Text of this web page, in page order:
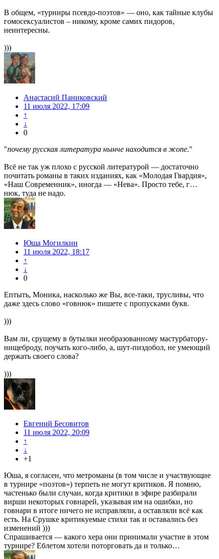
В общем, «турниры псевдо-поэтов» — оно, как тайные клубы
гомосексуалистов – никому, кроме самих пидоров,
неинтересны.
)))
Анастасий Паниковский
11 июля 2022, 17:09
↑
↓
0
"почему русская литература нынче находится в жопе."
Всё не так уж плохо с русской литературой — достаточно
почитать романы в таких изданиях, как «Молодая Гвардия»,
«Наш Современник», иногда — «Нева». Просто тебе, г…
нюк, туда не надо.
Юша Могилкин
11 июля 2022, 18:17
↑
↓
0
Ептыть, Моника, насколько же Вы, все-таки, трусливы, что
даже здесь слово «говнюк» пишете с пропусками букв.
)))
Вам ли, срущему в бутылки необразованному мастурбатору-
нищеброду, поучать кого-либо, а, шут-пиздобол, не умеющий
держать своего слова?
)))
Евгений Бесовитов
11 июля 2022, 20:09
↑
↓
+1
Юша, я согласен, что метроманы (в том числе и участвующие
в турнире «поэтов») терпеть не могут критиков. Я помню,
частенько были случаи, когда критики в эфире разбирали
вирши некоторых говнарей, указывая им на ошибки, но
говнари в итоге ничего не исправляли, а оставляли всё как
есть. На Срушке критикуемые стихи так и оставались без
изменений )))
Спрашивается — какого хера они принимали участие в этом
турнире? Еблетом хотели поторговать да и только…